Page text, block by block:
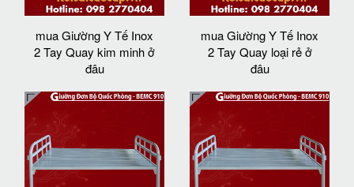
mua Giường Y Tế Inox
2 Tay Quay kim minh ở
đâu
mua Giường Y Tế Inox
2 Tay Quay loại rẻ ở
đâu